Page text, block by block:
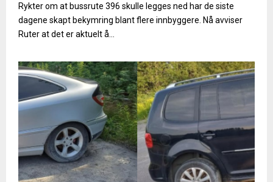
Rykter om at bussrute 396 skulle legges ned har de siste
dagene skapt bekymring blant flere innbyggere. Nå avviser
Ruter at det er aktuelt å...